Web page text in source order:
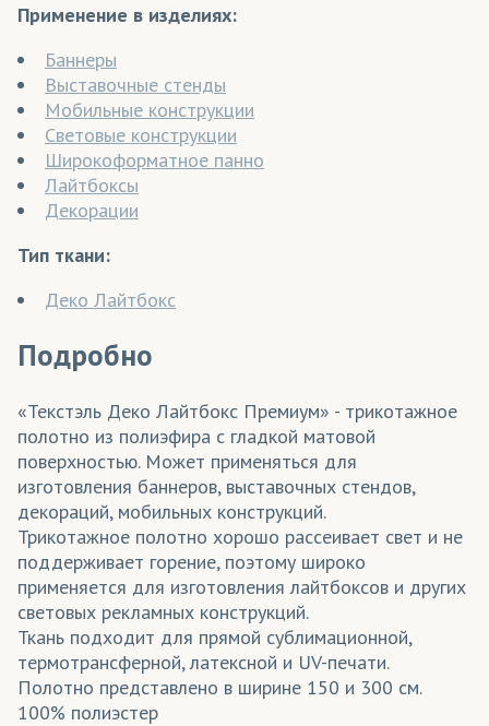
Применение в изделиях:
Баннеры
Выставочные стенды
Мобильные конструкции
Световые конструкции
Широкоформатное панно
Лайтбоксы
Декорации
Тип ткани:
Деко Лайтбокс
Подробно
«Текстэль Деко Лайтбокс Премиум» - трикотажное
полотно из полиэфира с гладкой матовой
поверхностью. Может применяться для
изготовления баннеров, выставочных стендов,
декораций, мобильных конструкций.
Трикотажное полотно хорошо рассеивает свет и не
поддерживает горение, поэтому широко
применяется для изготовления лайтбоксов и других
световых рекламных конструкций.
Ткань подходит для прямой сублимационной,
термотрансферной, латексной и UV-печати.
Полотно представлено в ширине 150 и 300 см.
100% полиэстер